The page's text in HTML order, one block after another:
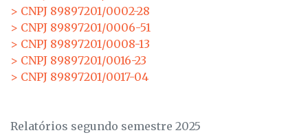
> CNPJ 89897201/0002-28
> CNPJ 89897201/0006-51
> CNPJ 89897201/0008-13
> CNPJ 89897201/0016-23
> CNPJ 89897201/0017-04
Relatórios segundo semestre 2025